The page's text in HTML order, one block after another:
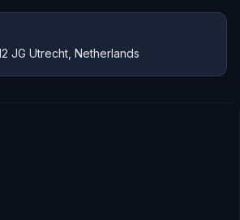
JG Utrecht, Netherlands